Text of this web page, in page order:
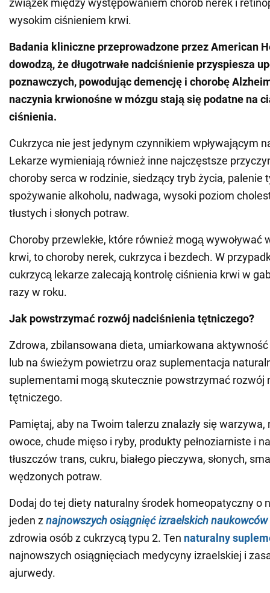
związek między występowaniem chorób nerek i
wysokim ciśnieniem krwi.
Badania kliniczne przeprowadzone przez American
dowodzą, że długotrwałe nadciśnienie przyspiesza
poznawczych, powodując demencję i chorobę
naczynia krwionośne w mózgu stają się podatne na
ciśnienia.
Cukrzyca nie jest jedynym czynnikiem wpływającym
Lekarze wymieniają również inne najczęstsze
choroby serca w rodzinie, siedzący tryb życia, palenie
spożywanie alkoholu, nadwaga, wysoki poziom
tłustych i słonych potraw.
Choroby przewlekłe, które również mogą wywoływać
krwi, to choroby nerek, cukrzyca i bezdech. W
cukrzycą lekarze zalecają kontrolę ciśnienia krwi w
razy w roku.
Jak powstrzymać rozwój nadciśnienia tętniczego?
Zdrowa, zbilansowana dieta, umiarkowana
lub na świeżym powietrzu oraz suplementacja
suplementami mogą skutecznie powstrzymać rozwój
tętniczego.
Pamiętaj, aby na Twoim talerzu znalazły się warzywa,
owoce, chude mięso i ryby, produkty pełnoziarniste i
tłuszczów trans, cukru, białego pieczywa, słonych,
wędzonych potraw.
Dodaj do tej diety naturalny środek homeopatyczny o
jeden znajnowszych osiągnięć izraelskich naukowców
zdrowia osób z cukrzycą typu 2. Ten naturalny
najnowszych osiągnięciach medycyny izraelskiej i
ajurwedy.